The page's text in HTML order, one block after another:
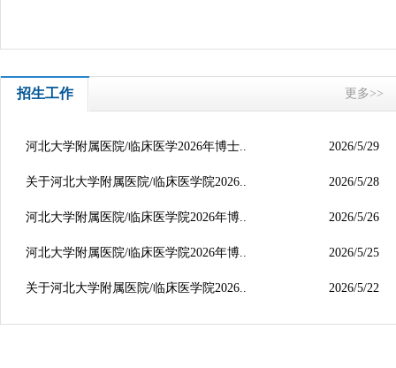
招生工作 更多>>
河北大学附属医院/临床医学2026年博士.. 2026/5/29
关于河北大学附属医院/临床医学院2026.. 2026/5/28
河北大学附属医院/临床医学院2026年博.. 2026/5/26
河北大学附属医院/临床医学院2026年博.. 2026/5/25
关于河北大学附属医院/临床医学院2026.. 2026/5/22